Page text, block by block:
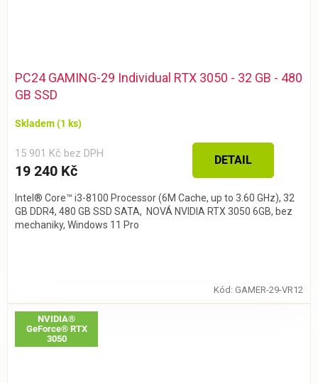
PC24 GAMING-29 Individual RTX 3050 - 32 GB - 480
GB SSD
Skladem(1 ks)
15 901 Kč bez DPH
19 240 Kč
DETAIL
Intel® Core™ i3-8100 Processor (6M Cache, up to 3.60 GHz), 32
GB DDR4, 480 GB SSD SATA, NOVÁ NVIDIA RTX 3050 6GB, bez
mechaniky, Windows 11 Pro
Kód: GAMER-29-VR12
NVIDIA®
GeForce® RTX
3050